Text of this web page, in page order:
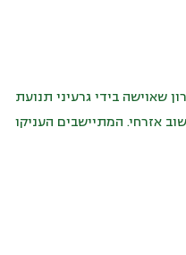
שאוישה בידי גרעיני תנועת
להפכו ליישוב אזרחי. המתיישבים העניקו